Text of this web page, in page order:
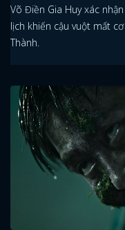
Võ Điền Gia Huy xác
lịch khiến cậu vuột mất
Thành.